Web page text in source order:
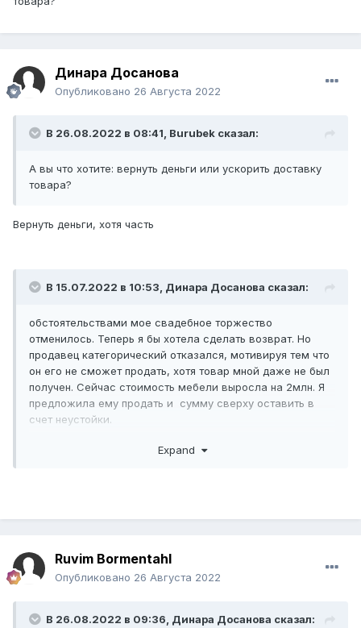
Динара Досанова
Опубликовано 26 Августа 2022
В 26.08.2022 в 08:41, Burubek сказал:
А вы что хотите: вернуть деньги или ускорить доставку
товара?
Вернуть деньги, хотя часть
В 15.07.2022 в 10:53, Динара Досанова сказал:
обстоятельствами мое свадебное торжество
отменилось. Теперь я бы хотела сделать возврат. Но
продавец категорический отказался, мотивируя тем что
он его не сможет продать, хотя товар мной даже не был
получен. Сейчас стоимость мебели выросла на 2млн. Я
предложила ему продать и сумму сверху оставить в
счет неустойки.
сумма не маленькая, сейчас идет 3 мес
Expand
Ruvim Bormentahl
Опубликовано 26 Августа 2022
В 26.08.2022 в 09:36, Динара Досанова сказал: